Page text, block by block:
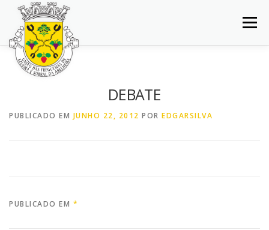
Saltar
conteúdo
Menu
INÍCIO JUNTA DE FREGUESIA
BALCÃO VIRTUAL NOTÍCIAS MAPA
DEBATE
PUBLICADO EM JUNHO 22, 2012 POR EDGARSILVA
PUBLICADO EM *